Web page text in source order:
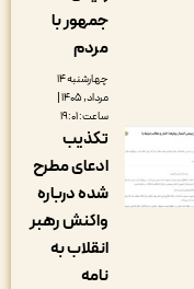
جمهور با
چهارشنبه ۱۴
مرداد, ۱۴۰۵ |
تکذیب
ادعای مطرح
شده درباره
واکنش رهبر
انقلاب به